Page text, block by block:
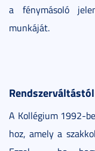
a fénymásoló
munkáját.
A Kollégium 1992-
hoz, amely a